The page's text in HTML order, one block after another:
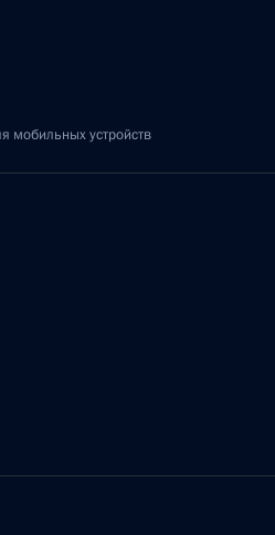
мобильных устройств